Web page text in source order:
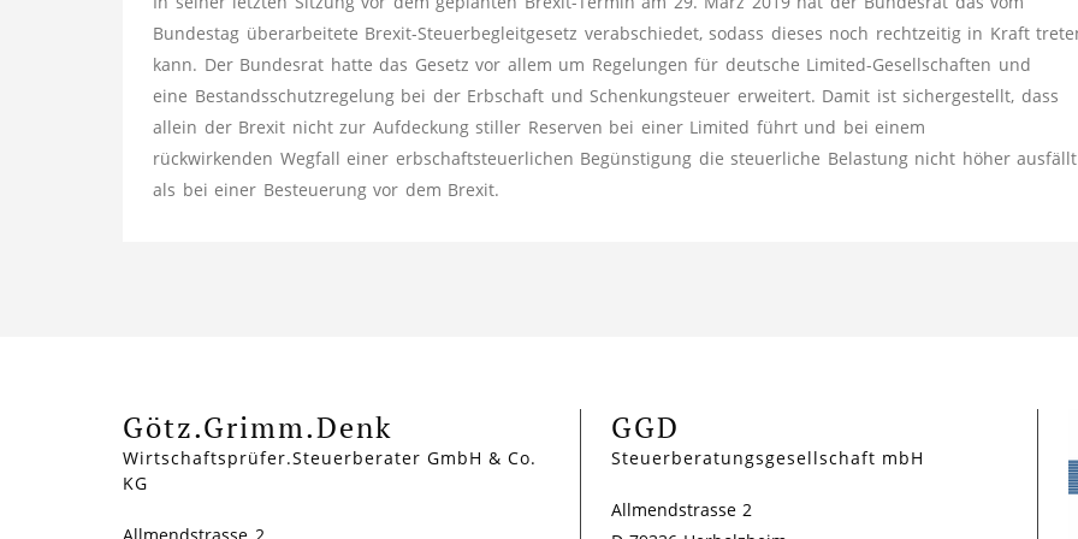
Bundestag überarbeitete Brexit-Steuerbegleitgesetz verabschiedet, sodass dieses noch rechtzeitig in Kraft
kann. Der Bundesrat hatte das Gesetz vor allem um Regelungen für deutsche Limited-Gesellschaften und
eine Bestandsschutzregelung bei der Erbschaft und Schenkungsteuer erweitert. Damit ist sichergestellt, dass
allein der Brexit nicht zur Aufdeckung stiller Reserven bei einer Limited führt und bei einem
rückwirkenden Wegfall einer erbschaftsteuerlichen Begünstigung die steuerliche Belastung nicht höher ausfällt
als bei einer Besteuerung vor dem Brexit.
Götz.Grimm.Denk
Wirtschaftsprüfer.Steuerberater GmbH & Co.
KG
GGD
Steuerberatungsgesellschaft mbH
Allmendstrasse 2